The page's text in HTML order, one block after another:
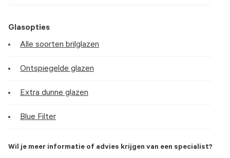
Glasopties
Alle soorten brilglazen
Ontspiegelde glazen
Extra dunne glazen
Blue Filter
Wil je meer informatie of advies krijgen van een specialist?